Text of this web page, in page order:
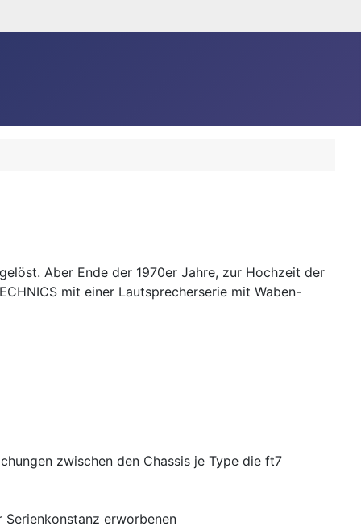
Aber Ende der 1970er Jahre, zur Hochzeit der
mit einer Lautsprecherserie mit Waben-
zwischen den Chassis je Type die ft7
erworbenen